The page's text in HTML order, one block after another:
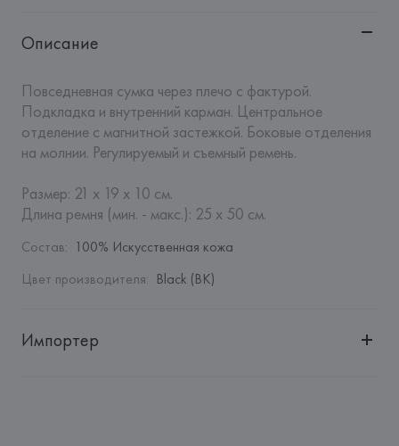
Описание
Повседневная сумка через плечо с фактурой.
Подкладка и внутренний карман. Центральное
отделение с магнитной застежкой. Боковые отделения
на молнии. Регулируемый и съемный ремень.
Размер: 21 х 19 х 10 см.
Длина ремня (мин. - макс.): 25 x 50 см.
Состав: 100% Искусственная кожа
Цвет производителя: Black (BK)
Импортер